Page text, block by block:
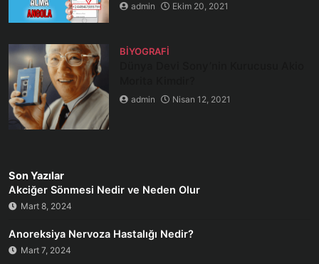
admin Ekim 20, 2021
BIYOGRAFI
admin Nisan 12, 2021
Son Yazılar
Akciğer Sönmesi Nedir ve Neden Olur
Mart 8, 2024
Anoreksiya Nervoza Hastalığı Nedir?
Mart 7, 2024